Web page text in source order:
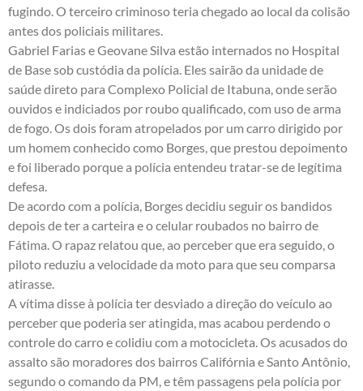
fugindo. O terceiro criminoso teria chegado ao local da colisão
antes dos policiais militares.
Gabriel Farias e Geovane Silva estão internados no Hospital
de Base sob custódia da polícia. Eles sairão da unidade de
saúde direto para Complexo Policial de Itabuna, onde serão
ouvidos e indiciados por roubo qualificado, com uso de arma
de fogo. Os dois foram atropelados por um carro dirigido por
um homem conhecido como Borges, que prestou depoimento
e foi liberado porque a polícia entendeu tratar-se de legítima
defesa.
De acordo com a polícia, Borges decidiu seguir os bandidos
depois de ter a carteira e o celular roubados no bairro de
Fátima. O rapaz relatou que, ao perceber que era seguido, o
piloto reduziu a velocidade da moto para que seu comparsa
atirasse.
A vítima disse à polícia ter desviado a direção do veículo ao
perceber que poderia ser atingida, mas acabou perdendo o
controle do carro e colidiu com a motocicleta. Os acusados do
assalto são moradores dos bairros Califórnia e Santo Antônio,
segundo o comando da PM, e têm passagens pela polícia por